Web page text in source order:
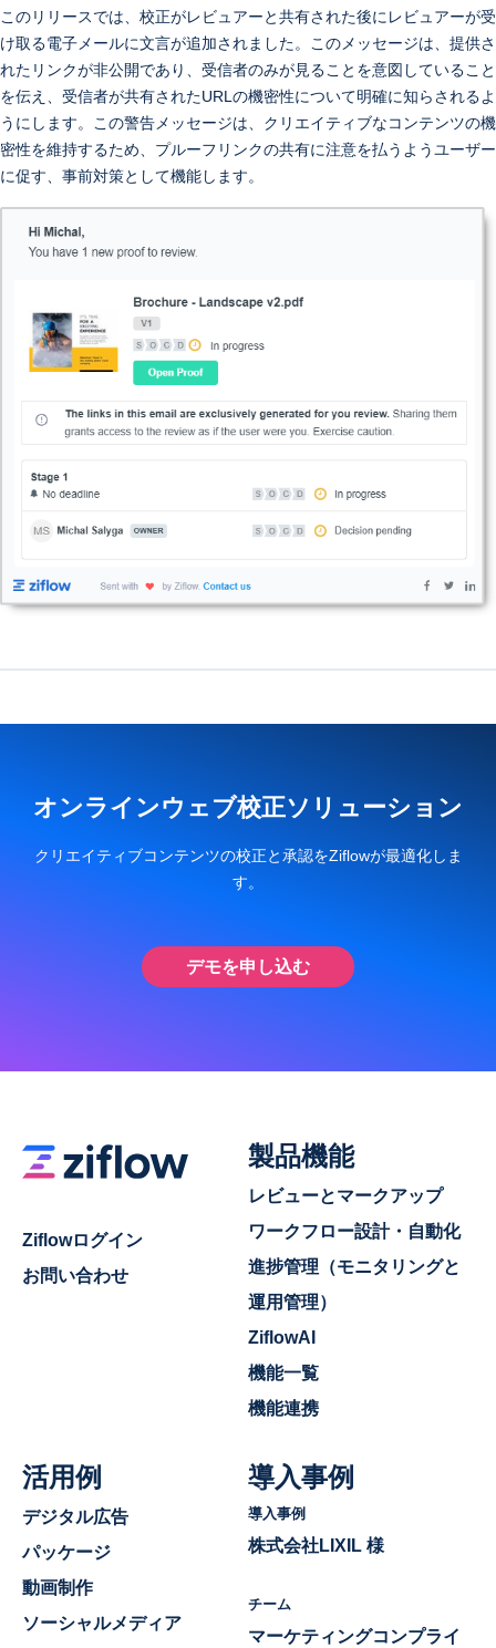
このリリースでは、校正がレビュアーと共有された後にレビュアーが受
け取る電子メールに文言が追加されました。このメッセージは、提供さ
れたリンクが非公開であり、受信者のみが見ることを意図していること
を伝え、受信者が共有されたURLの機密性について明確に知らされるよ
うにします。この警告メッセージは、クリエイティブなコンテンツの機
密性を維持するため、プルーフリンクの共有に注意を払うようユーザー
に促す、事前対策として機能します。
オンラインウェブ校正ソリューション
クリエイティブコンテンツの校正と承認をZiflowが最適化しま
す。
デモを申し込む
Ziflowログイン
お問い合わせ
製品機能
レビューとマークアップ
ワークフロー設計・自動化
進捗管理（モニタリングと
運用管理）
ZiflowAI
機能一覧
機能連携
活用例
デジタル広告
パッケージ
動画制作
ソーシャルメディア
導入事例
導入事例
株式会社LIXIL 様
チーム
マーケティングコンプライ